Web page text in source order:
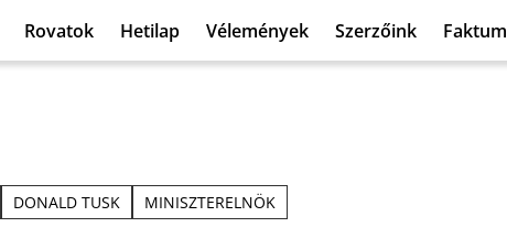
Rovatok Hetilap Vélemények Szerzőink Faktum
DONALD TUSK MINISZTERELNÖK